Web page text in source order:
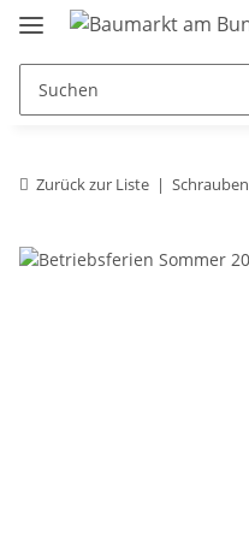
Zurück zur Liste Schrauben